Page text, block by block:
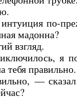
по-
мадонна?
взгляд.
я
тебя правильно.
—